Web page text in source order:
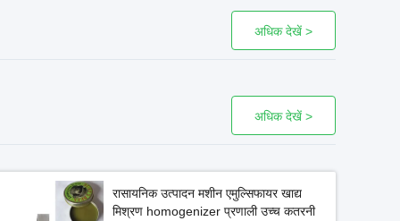
अधिक देखें >
अधिक देखें >
रासायनिक उत्पादन मशीन एमुल्सिफायर खाद्य
मिश्रण homogenizer प्रणाली उच्च कतरनी